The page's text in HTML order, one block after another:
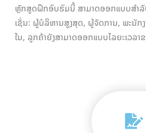
ຫຼັກສູດຝຶກອົບຮົມນີ້ ສາມາດອອກແບບສໍາລັ
ເຊັ່ນ: ຜູ້ບໍລິຫານສູງສຸດ, ຜູ້ຈັດການ, ພະນັກ
ໃນ, ລູກຄ້າຍັງສາມາດອອກແບບໄລຍະເວລາ